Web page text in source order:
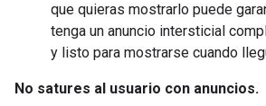
que quieras mostrarlo puede
tenga un anuncio intersticial
y listo para mostrarse cuando
No satures al usuario con anuncios.